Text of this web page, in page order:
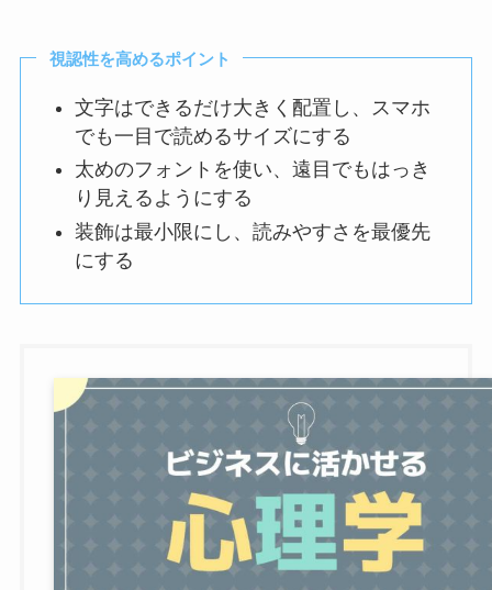
視認性を高めるポイント
文字はできるだけ大きく配置し、スマホ
でも一目で読めるサイズにする
太めのフォントを使い、遠目でもはっき
り見えるようにする
装飾は最小限にし、読みやすさを最優先
にする